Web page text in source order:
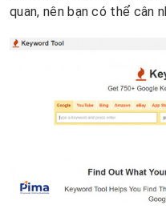
quan, nên bạn có thể cân